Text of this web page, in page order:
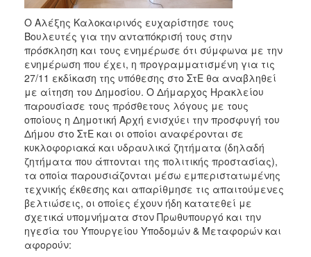
ΑΝΘΕΚΤΙΚΗ
ΠΟΛΗΟ Αλέξης Καλοκαιρινός ευχαρίστησε τους
Βουλευτές για την ανταπόκρισή τους στην
πρόσκληση και τους ενημέρωσε ότι σύμφωνα με την
ενημέρωση που έχει, η προγραμματισμένη για τις
27/11 εκδίκαση της υπόθεσης στο ΣτΕ θα αναβληθεί
με αίτηση του Δημοσίου. Ο Δήμαρχος Ηρακλείου
παρουσίασε τους πρόσθετους λόγους με τους
οποίους η Δημοτική Αρχή ενισχύει την προσφυγή του
Δήμου στο ΣτΕ και οι οποίοι αναφέρονται σε
κυκλοφοριακά και υδραυλικά ζητήματα (δηλαδή
ζητήματα που άπτονται της πολιτικής προστασίας),
τα οποία παρουσιάζονται μέσω εμπεριστατωμένης
τεχνικής έκθεσης και απαρίθμησε τις απαιτούμενες
βελτιώσεις, οι οποίες έχουν ήδη κατατεθεί με
σχετικά υπομνήματα στον Πρωθυπουργό και την
ηγεσία του Υπουργείου Υποδομών & Μεταφορών και
αφορούν: